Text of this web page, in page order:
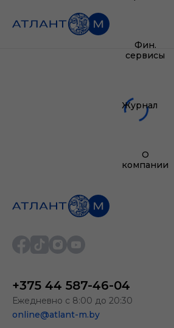
Фин.
сервисы
Журнал
О
компании
+375 44 587-46-04
Ежедневно с 8:00 до 20:30
online@atlant-m.by